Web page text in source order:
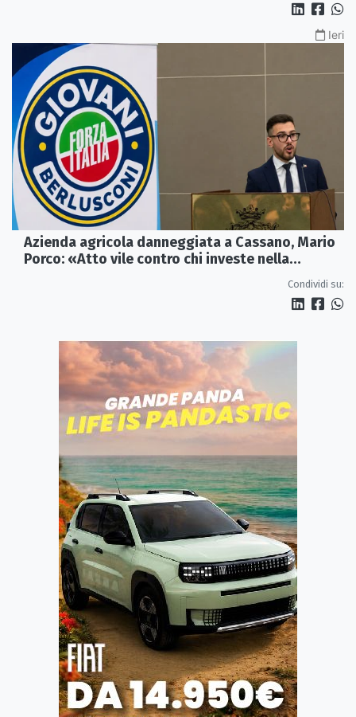
Ieri
Azienda agricola danneggiata a Cassano, Mario
Porco: «Atto vile contro chi investe nella
Condividi su: